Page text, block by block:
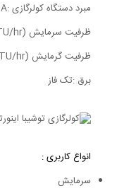
مبرد دستگاه کولرگازی :R410A
ظرفیت سرمایش (BTU/hr) :10000,13000.18000.24000
ظرفیت گرمایش (BTU/hr) :10000.13000.18000.24000
برق :تک فاز
انواع کاربری :
سرمایش